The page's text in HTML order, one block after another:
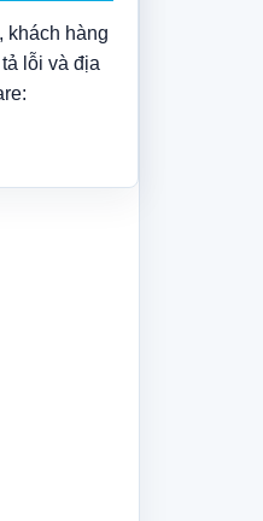
khách hàng
lỗi và địa